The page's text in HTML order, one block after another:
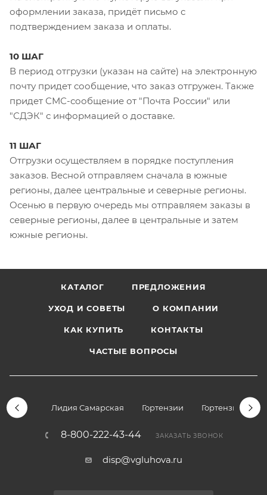
оформлении заказа, придёт письмо с
подтверждением заказа и оплаты.
10 ШАГ
В период отгрузки (указан на сайте) на электронную
почту придет сообщение, что заказ отгружен. Также
придет СМС-сообщение от "Почта России" или
"СДЭК" с информацией о доставке.
11 ШАГ
Отгрузки осуществляем в порядке поступления
заказов. Весной отправляем сначала в южные
регионы, далее центральные и северные регионы.
Осенью в первую очередь мы отправляем заказы в
северные регионы, далее в центральные и затем
южные регионы.
КАТАЛОГ ПРЕДЛОЖЕНИЯ
УХОД И СОВЕТЫ О КОМПАНИИ
КАК КУПИТЬ КОНТАКТЫ
ЧАСТЫЕ ВОПРОСЫ
Лидия Самарская Гортензии Гортензии
8-800-222-43-44 ЗАКАЗАТЬ ЗВОНОК
disp@vgluhova.ru